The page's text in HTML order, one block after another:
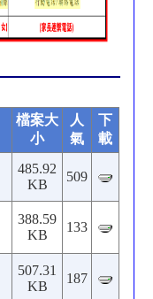
檔案大
小
人
氣
下
載
485.92
KB
509
388.59
KB
133
507.31
KB
187